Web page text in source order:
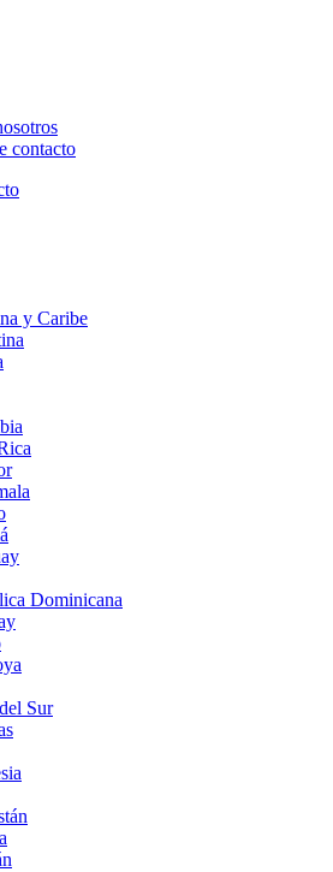
contacto
y Caribe
Dominicana
Sur